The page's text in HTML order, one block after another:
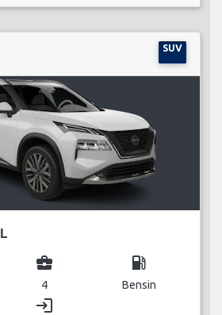
SUV
business_center
4
local_gas_station
Bensin
login